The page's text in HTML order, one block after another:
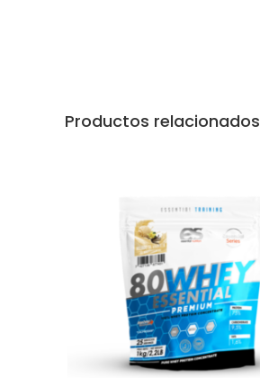
Productos relacionados
AÑADIR AL CARRITO